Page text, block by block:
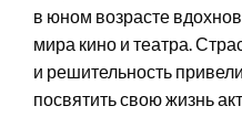
в юном возрасте
мира кино и театра.
и решительность
посвятить свою жизнь